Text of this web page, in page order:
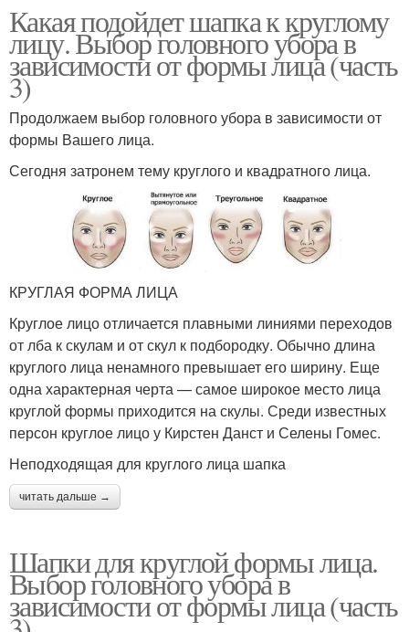
Какая подойдет шапка к круглому
лицу. Выбор головного убора в
зависимости от формы лица (часть
3)
Продолжаем выбор головного убора в зависимости от
формы Вашего лица.
Сегодня затронем тему круглого и квадратного лица.
КРУГЛАЯ ФОРМА ЛИЦА
Круглое лицо отличается плавными линиями переходов
от лба к скулам и от скул к подбородку. Обычно длина
круглого лица ненамного превышает его ширину. Еще
одна характерная черта — самое широкое место лица
круглой формы приходится на скулы. Среди известных
персон круглое лицо у Кирстен Данст и Селены Гомес.
Неподходящая для круглого лица шапка
читать дальше →
Шапки для круглой формы лица.
Выбор головного убора в
зависимости от формы лица (часть